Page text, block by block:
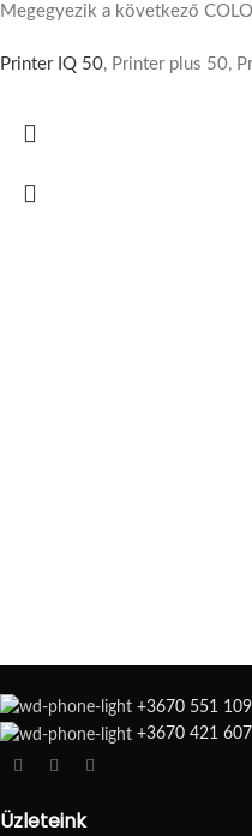
Megegyezik a következő
Printer IQ 50, Printer plus 50,
+3670 551
+3670 421
Üzleteink